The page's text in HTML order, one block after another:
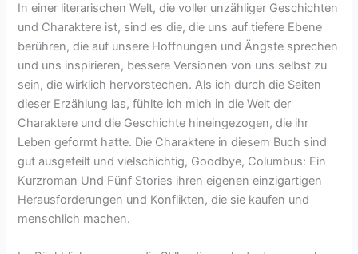
In einer literarischen Welt, die voller unzähliger Geschichten
und Charaktere ist, sind es die, die uns auf tiefere Ebene
berühren, die auf unsere Hoffnungen und Ängste sprechen
und uns inspirieren, bessere Versionen von uns selbst zu
sein, die wirklich hervorstechen. Als ich durch die Seiten
dieser Erzählung las, fühlte ich mich in die Welt der
Charaktere und die Geschichte hineingezogen, die ihr
Leben geformt hatte. Die Charaktere in diesem Buch sind
gut ausgefeilt und vielschichtig, Goodbye, Columbus: Ein
Kurzroman Und Fünf Stories ihren eigenen einzigartigen
Herausforderungen und Konflikten, die sie kaufen und
menschlich machen.